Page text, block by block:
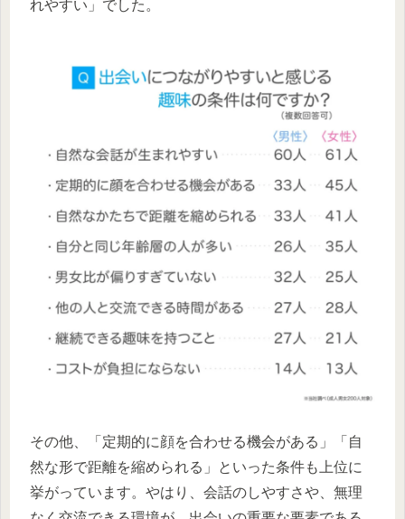
れやすい」でした。
その他、「定期的に顔を合わせる機会がある」「自
然な形で距離を縮められる」といった条件も上位に
挙がっています。やはり、会話のしやすさや、無理